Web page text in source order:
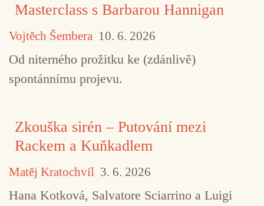
Masterclass s Barbarou Hannigan
Vojtěch Šembera 10. 6. 2026
Od niterného prožitku ke (zdánlivě)
spontánnímu projevu.
Zkouška sirén – Putování mezi
Rackem a Kuňkadlem
Matěj Kratochvíl 3. 6. 2026
Hana Kotková, Salvatore Sciarrino a Luigi